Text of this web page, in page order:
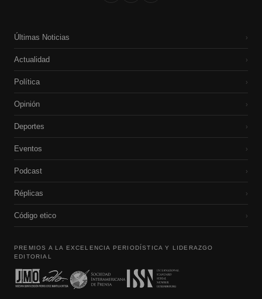
Últimas Noticias ›
Actualidad ›
Política ›
Opinión ›
Deportes ›
Eventos ›
Podcast ›
Réplicas ›
Código etico ›
PREMIOS A LA EXCELENCIA PERIODÍSTICA Y LIDERAZGO
EDITORIAL